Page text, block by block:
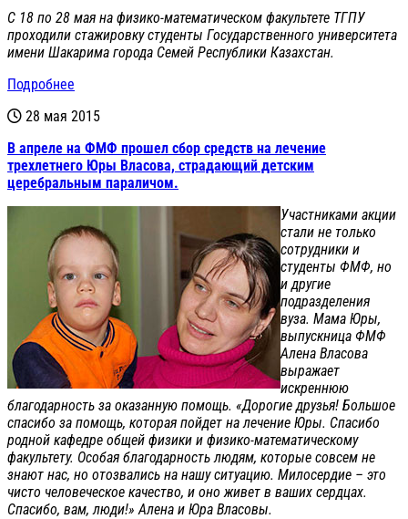
С 18 по 28 мая на физико-математическом факультете ТГПУ
проходили стажировку студенты Государственного университета
имени Шакарима города Семей Республики Казахстан.
Подробнее
28 мая 2015
В апреле на ФМФ прошел сбор средств на лечение
трехлетнего Юры Власова, страдающий детским
церебральным параличом.
Участниками акции
стали не только
сотрудники и
студенты ФМФ, но
и другие
подразделения
вуза. Мама Юры,
выпускница ФМФ
Алена Власова
выражает
искреннюю
благодарность за оказанную помощь. «Дорогие друзья! Большое
спасибо за помощь, которая пойдет на лечение Юры. Спасибо
родной кафедре общей физики и физико-математическому
факультету. Особая благодарность людям, которые совсем не
знают нас, но отозвались на нашу ситуацию. Милосердие – это
чисто человеческое качество, и оно живет в ваших сердцах.
Спасибо, вам, люди!» Алена и Юра Власовы.